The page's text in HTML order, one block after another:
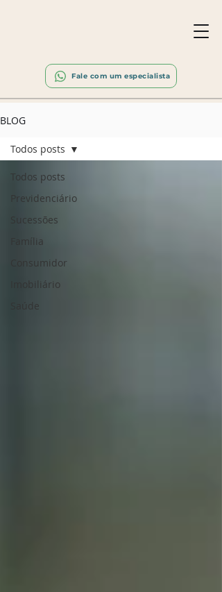
Fale com um especialista
BLOG
Todos posts
Previdenciário
Sucessões
Família
Consumidor
Imobiliário
Saúde
Todos posts